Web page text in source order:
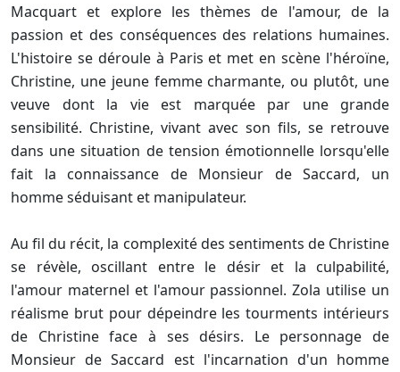
Macquart et explore les thèmes de l'amour, de la
passion et des conséquences des relations humaines.
L'histoire se déroule à Paris et met en scène l'héroïne,
Christine, une jeune femme charmante, ou plutôt, une
veuve dont la vie est marquée par une grande
sensibilité. Christine, vivant avec son fils, se retrouve
dans une situation de tension émotionnelle lorsqu'elle
fait la connaissance de Monsieur de Saccard, un
homme séduisant et manipulateur.
Au fil du récit, la complexité des sentiments de Christine
se révèle, oscillant entre le désir et la culpabilité,
l'amour maternel et l'amour passionnel. Zola utilise un
réalisme brut pour dépeindre les tourments intérieurs
de Christine face à ses désirs. Le personnage de
Monsieur de Saccard est l'incarnation d'un homme